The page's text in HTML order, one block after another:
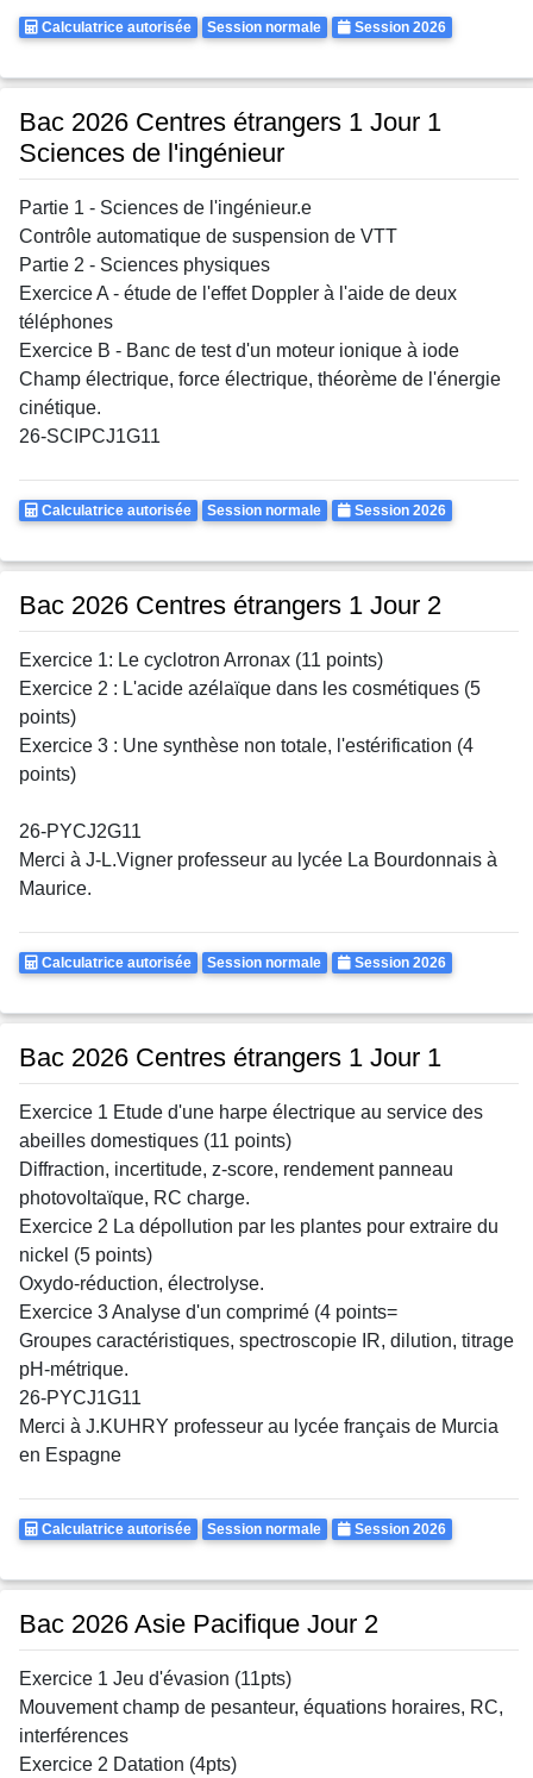
Calculatrice
Calculatrice autorisée Rattrapages
Session normale Annee
Session 2026
Bac 2026 Centres étrangers 1 Jour 1
Sciences de l'ingénieur
Partie 1 - Sciences de l'ingénieur.e
Contrôle automatique de suspension de VTT
Partie 2 - Sciences physiques
Exercice A - étude de l'effet Doppler à l'aide de deux
téléphones
Exercice B - Banc de test d'un moteur ionique à iode
Champ électrique, force électrique, théorème de l'énergie
cinétique.
26-SCIPCJ1G11
Calculatrice
Calculatrice autorisée Rattrapages
Session normale Annee
Session 2026
Bac 2026 Centres étrangers 1 Jour 2
Exercice 1: Le cyclotron Arronax (11 points)
Exercice 2 : L'acide azélaïque dans les cosmétiques (5
points)
Exercice 3 : Une synthèse non totale, l'estérification (4
points)
26-PYCJ2G11
Merci à J-L.Vigner professeur au lycée La Bourdonnais à
Maurice.
Calculatrice
Calculatrice autorisée Rattrapages
Session normale Annee
Session 2026
Bac 2026 Centres étrangers 1 Jour 1
Exercice 1 Etude d'une harpe électrique au service des
abeilles domestiques (11 points)
Diffraction, incertitude, z-score, rendement panneau
photovoltaïque, RC charge.
Exercice 2 La dépollution par les plantes pour extraire du
nickel (5 points)
Oxydo-réduction, électrolyse.
Exercice 3 Analyse d'un comprimé (4 points=
Groupes caractéristiques, spectroscopie IR, dilution, titrage
pH-métrique.
26-PYCJ1G11
Merci à J.KUHRY professeur au lycée français de Murcia
en Espagne
Calculatrice
Calculatrice autorisée Rattrapages
Session normale Annee
Session 2026
Bac 2026 Asie Pacifique Jour 2
Exercice 1 Jeu d'évasion (11pts)
Mouvement champ de pesanteur, équations horaires, RC,
interférences
Exercice 2 Datation (4pts)